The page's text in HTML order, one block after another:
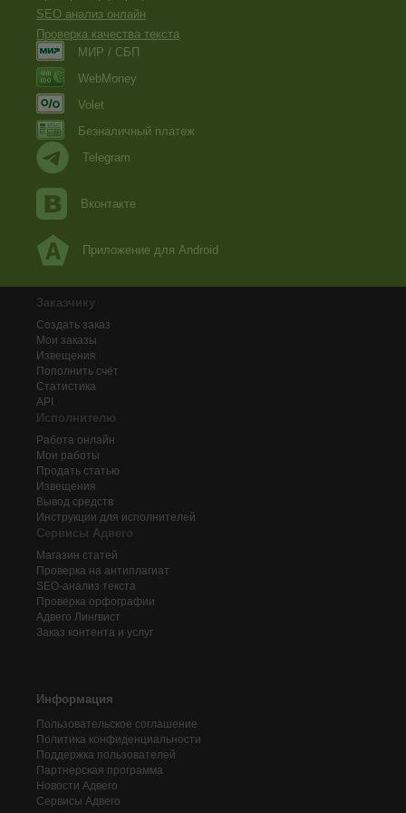
SEO анализ онлайн
Проверка качества текста
МИР / СБП
WebMoney
Volet
Безналичный платеж
Telegram
Вконтакте
Приложение для Android
Заказчику
Создать заказ
Мои заказы
Извещения
Пополнить счёт
Статистика
API
Исполнителю
Работа онлайн
Мои работы
Продать статью
Извещения
Вывод средств
Инструкции для исполнителей
Сервисы Адвего
Магазин статей
Проверка на антиплагиат
SEO-анализ текста
Проверка орфографии
Адвего Лингвист
Заказ контента и услуг
Информация
Пользовательское соглашение
Политика конфиденциальности
Поддержка пользователей
Партнерская программа
Новости Адвего
Сервисы Адвего